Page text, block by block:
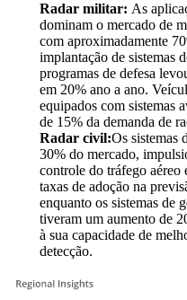
Radar militar: As
dominam o mercado de
com aproximadamente
implantação de sistemas
programas de defesa
em 20% ano a ano.
equipados com sistemas
de 15% da demanda de
Radar civil:Os sistemas
30% do mercado,
controle do tráfego
taxas de adoção na
enquanto os sistemas de
tiveram um aumento de
à sua capacidade de
detecção.